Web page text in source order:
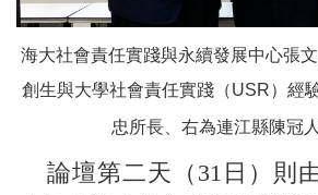
海大社會責任實踐與永續發展中心張
創生與大學社會責任實踐（USR）經
忠所長、右為連江縣陳冠
論壇第二天（31日）則